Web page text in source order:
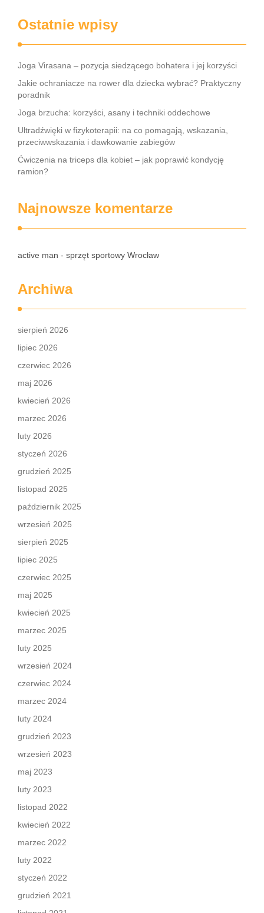
Ostatnie wpisy
Joga Virasana – pozycja siedzącego bohatera i jej korzyści
Jakie ochraniacze na rower dla dziecka wybrać? Praktyczny
poradnik
Joga brzucha: korzyści, asany i techniki oddechowe
Ultradźwięki w fizykoterapii: na co pomagają, wskazania,
przeciwwskazania i dawkowanie zabiegów
Ćwiczenia na triceps dla kobiet – jak poprawić kondycję
ramion?
Najnowsze komentarze
active man - sprzęt sportowy Wrocław
Archiwa
sierpień 2026
lipiec 2026
czerwiec 2026
maj 2026
kwiecień 2026
marzec 2026
luty 2026
styczeń 2026
grudzień 2025
listopad 2025
październik 2025
wrzesień 2025
sierpień 2025
lipiec 2025
czerwiec 2025
maj 2025
kwiecień 2025
marzec 2025
luty 2025
wrzesień 2024
czerwiec 2024
marzec 2024
luty 2024
grudzień 2023
wrzesień 2023
maj 2023
luty 2023
listopad 2022
kwiecień 2022
marzec 2022
luty 2022
styczeń 2022
grudzień 2021